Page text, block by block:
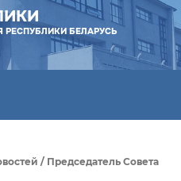
БЕЛАРУСЬ
/ Председатель Совета